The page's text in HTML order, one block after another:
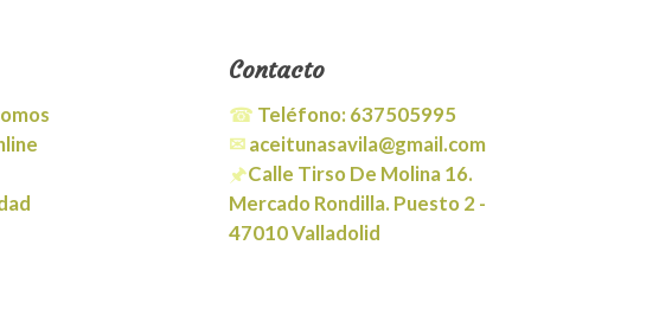
Contacto
☎ Teléfono: 637505995
✉aceitunasavila@gmail.com
🖈Calle Tirso De Molina 16.
Mercado Rondilla. Puesto 2 -
47010 Valladolid